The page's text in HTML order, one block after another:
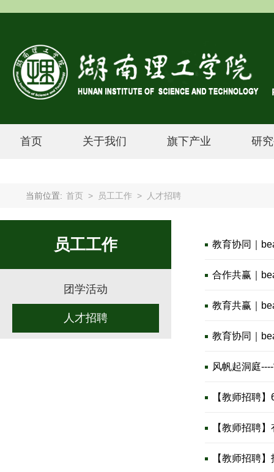
首页 关于我们 旗下产业 研
当前位置: 首页 > 员工工作 > 人才招聘
员工工作
团学活动
人才招聘
教育协同｜
合作共赢｜
教育共赢｜
教育协同｜
风帆起洞庭
【教师招聘
【教师招聘
【教师招聘